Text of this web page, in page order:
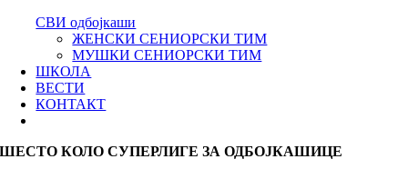
СВИ одбојкаши
ЖЕНСКИ СЕНИОРСКИ ТИМ
МУШКИ СЕНИОРСКИ ТИМ
ШКОЛА
ВЕСТИ
КОНТАКТ
ШЕСТО КОЛО СУПЕРЛИГЕ ЗА ОДБОЈКАШИЦЕ